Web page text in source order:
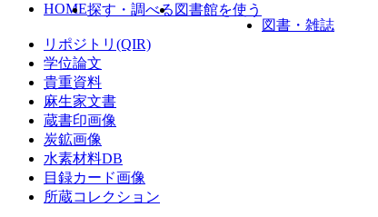
HOME探す・調べる 図書館を使う
図書・雑誌
リポジトリ(QIR)
学位論文
貴重資料
麻生家文書
蔵書印画像
炭鉱画像
水素材料DB
目録カード画像
所蔵コレクション